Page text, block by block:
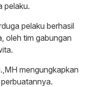
pelaku.
pelaku berhasil
oleh tim gabungan
mengungkapkan